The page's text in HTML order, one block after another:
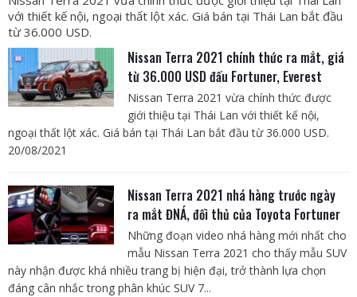
với thiết kế nội, ngoại thất lột xác. Giá bán tại Thái Lan bắt đầu
từ 36.000 USD.
Nissan Terra 2021 chính thức ra mắt, giá
từ 36.000 USD đấu Fortuner, Everest
Nissan Terra 2021 vừa chính thức được
giới thiệu tại Thái Lan với thiết kế nội,
ngoại thất lột xác. Giá bán tại Thái Lan bắt đầu từ 36.000 USD.
20/08/2021
Nissan Terra 2021 nhá hàng trước ngày
ra mắt ĐNÁ, đối thủ của Toyota Fortuner
Những đoạn video nhá hàng mới nhất cho
mẫu Nissan Terra 2021 cho thấy mẫu SUV
này nhận được khá nhiều trang bị hiện đại, trở thành lựa chọn
đáng cân nhắc trong phân khúc SUV 7...